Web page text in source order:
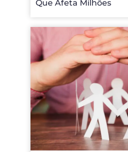
Que Afeta Milhões